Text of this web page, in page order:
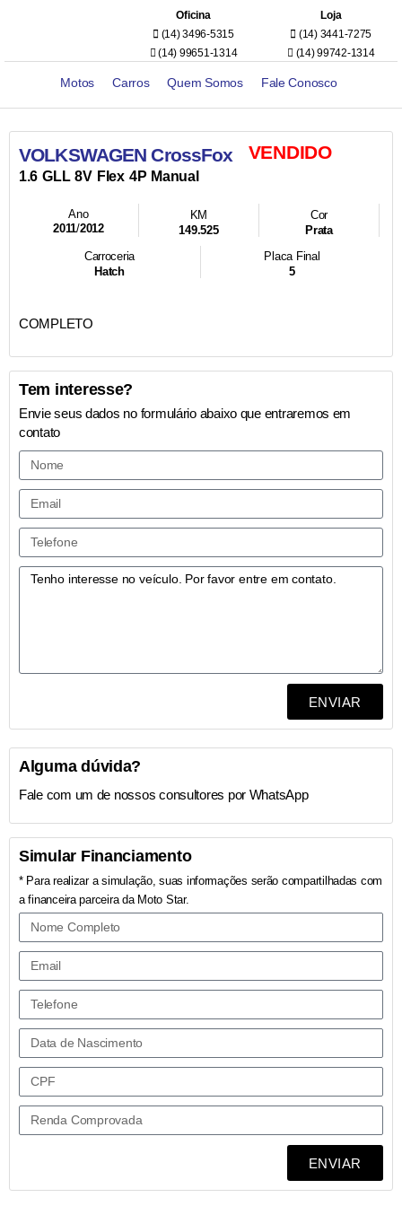
Oficina
(14) 3496-5315
(14) 99651-1314
Loja
(14) 3441-7275
(14) 99742-1314
Motos Carros Quem Somos Fale Conosco
VOLKSWAGEN CrossFox VENDIDO
1.6 GLL 8V Flex 4P Manual
Ano
2011/2012
KM
149.525
Cor
Prata
Carroceria
Hatch
Placa Final
5
COMPLETO
Tem interesse?
Envie seus dados no formulário abaixo que entraremos em
contato
ENVIAR
Simular Financiamento
* Para realizar a simulação, suas informações serão compartilhadas com
a financeira parceira da Moto Star.
ENVIAR
Alguma dúvida?
Fale com um de nossos consultores por WhatsApp